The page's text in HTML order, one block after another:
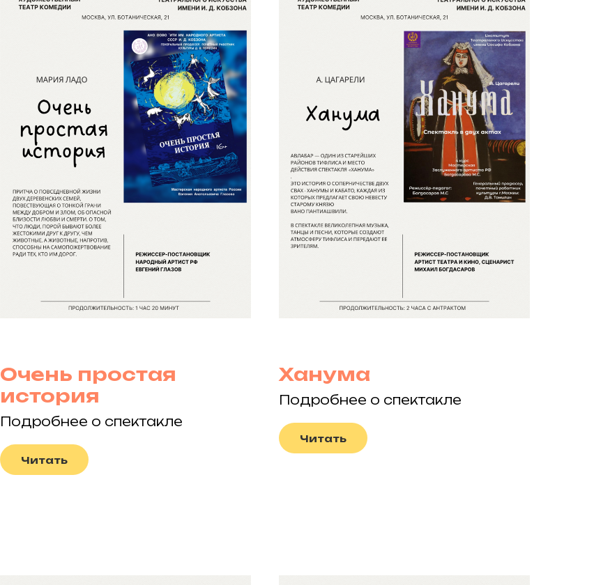
Очень простая
история
Подробнее о спектакле
Читать
Ханума
Подробнее о спектакле
Читать